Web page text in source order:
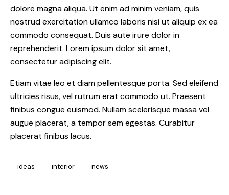
dolore magna aliqua. Ut enim ad minim veniam, quis
nostrud exercitation ullamco laboris nisi ut aliquip ex ea
commodo consequat. Duis aute irure dolor in
reprehenderit. Lorem ipsum dolor sit amet,
consectetur adipiscing elit.
Etiam vitae leo et diam pellentesque porta. Sed eleifend
ultricies risus, vel rutrum erat commodo ut. Praesent
finibus congue euismod. Nullam scelerisque massa vel
augue placerat, a tempor sem egestas. Curabitur
placerat finibus lacus.
ideas interior news